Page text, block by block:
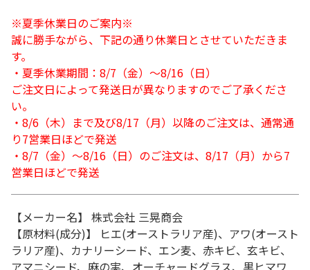
※夏季休業日のご案内※
誠に勝手ながら、下記の通り休業日とさせていただきま
す。
・夏季休業期間：8/7（金）～8/16（日）
ご注文日によって発送日が異なりますのでご了承くださ
い。
・8/6（木）まで及び8/17（月）以降のご注文は、通常通
り7営業日ほどで発送
・8/7（金）～8/16（日）のご注文は、8/17（月）から7
営業日ほどで発送
【メーカー名】 株式会社 三晃商会
【原材料(成分)】 ヒエ(オーストラリア産)、アワ(オースト
ラリア産)、カナリーシード、エン麦、赤キビ、玄キビ、
アマニシード、麻の実、オーチャードグラス、黒ヒマワ